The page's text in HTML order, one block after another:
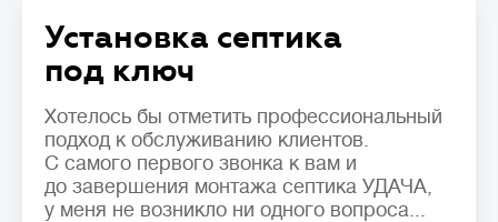
Установка септика
под ключ
Хотелось бы отметить профессиональный
подход к обслуживанию клиентов.
С самого первого звонка к вам и
до завершения монтажа септика УДАЧА,
у меня не возникло ни одного вопроса...
💳 Стоимость
от до